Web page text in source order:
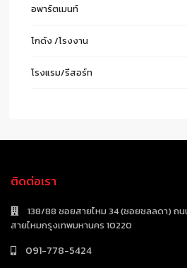
อพาร์ตเมนท์
โกดัง /โรงงาน
โรงแรม/รีสอร์ท
ติดต่อเรา
138/88 ซอยสายไหม 34 (ซอยชลลดา) ถ
สายไหมกรุงเทพมหานคร 10220
091-778-5424